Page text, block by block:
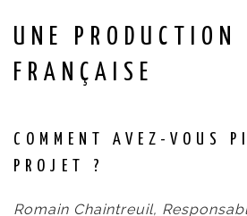
UNE
FRANÇAISE
COMMENT AVEZ-VOUS
PROJET ?
Romain Chaintreuil,